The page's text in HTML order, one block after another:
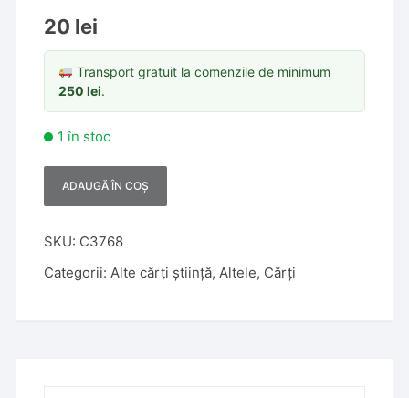
20 lei
Transport gratuit la comenzile de minimum
250lei.
1 în stoc
ADAUGĂ ÎN COȘ
t
SKU: C3768
Categorii:Alte cărți știință,Altele, Cărți